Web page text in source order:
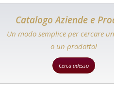
Catalogo Aziende e
Un modo semplice per cercare
o un prodotto!
Cerca adesso